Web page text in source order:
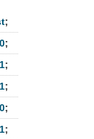
;
0;
1;
1;
0;
1;